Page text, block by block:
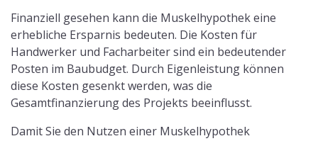
Finanziell gesehen kann die Muskelhypothek eine
erhebliche Ersparnis bedeuten. Die Kosten für
Handwerker und Facharbeiter sind ein bedeutender
Posten im Baubudget. Durch Eigenleistung können
diese Kosten gesenkt werden, was die
Gesamtfinanzierung des Projekts beeinflusst.
Damit Sie den Nutzen einer Muskelhypothek